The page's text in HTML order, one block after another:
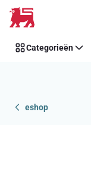
Overslaan
Categorieën
eshop